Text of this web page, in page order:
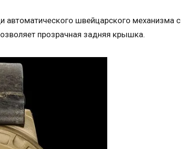
швейцарского механизма с
прозрачная задняя крышка.